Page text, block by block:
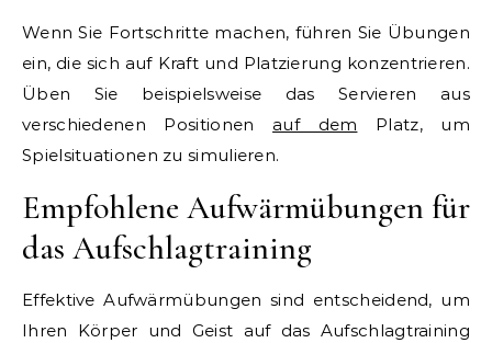
Wenn Sie Fortschritte machen, führen Sie Übungen
ein, die sich auf Kraft und Platzierung konzentrieren.
Üben Sie beispielsweise das Servieren aus
verschiedenen Positionenauf dem Platz, um
Spielsituationen zu simulieren.
Empfohlene Aufwärmübungen für
das Aufschlagtraining
Effektive Aufwärmübungen sind entscheidend, um
Ihren Körper und Geist auf das Aufschlagtraining